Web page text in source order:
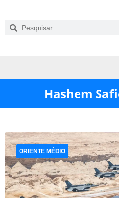
Hashem
ORIENTE MÉDIO